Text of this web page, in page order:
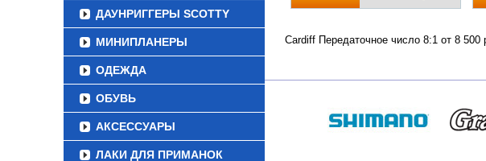
ДАУНРИГГЕРЫ SCOTTY
МИНИПЛАНЕРЫ
ОДЕЖДА
ОБУВЬ
АКСЕССУАРЫ
ЛАКИ ДЛЯ ПРИМАНОК
Cardiff Передаточное число 8:1 от 8